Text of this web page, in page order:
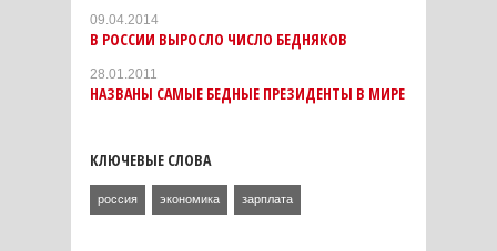
09.04.2014
В РОССИИ ВЫРОСЛО ЧИСЛО БЕДНЯКОВ
28.01.2011
НАЗВАНЫ САМЫЕ БЕДНЫЕ ПРЕЗИДЕНТЫ В МИРЕ
КЛЮЧЕВЫЕ СЛОВА
россия экономика зарплата